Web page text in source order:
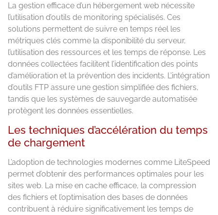
La gestion efficace d’un hébergement web nécessite
l’utilisation d’outils de monitoring spécialisés. Ces
solutions permettent de suivre en temps réel les
métriques clés comme la disponibilité du serveur,
l’utilisation des ressources et les temps de réponse. Les
données collectées facilitent l’identification des points
d’amélioration et la prévention des incidents. L’intégration
d’outils FTP assure une gestion simplifiée des fichiers,
tandis que les systèmes de sauvegarde automatisée
protègent les données essentielles.
Les techniques d’accélération du temps
de chargement
L’adoption de technologies modernes comme LiteSpeed
permet d’obtenir des performances optimales pour les
sites web. La mise en cache efficace, la compression
des fichiers et l’optimisation des bases de données
contribuent à réduire significativement les temps de